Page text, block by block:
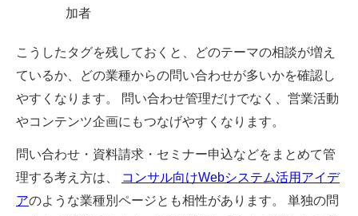
加者
こうしたタグを残しておくと、どのテーマの相談が増え
ているか、どの業種からの問い合わせが多いかを確認し
やすくなります。 問い合わせ管理だけでなく、営業活動
やコンテンツ企画にもつなげやすくなります。
問い合わせ・資料請求・セミナー申込などをまとめて管
理する考え方は、
コンサル向けWebシステム活用アイデ
アのような業種別ページとも相性があります。 単独の問